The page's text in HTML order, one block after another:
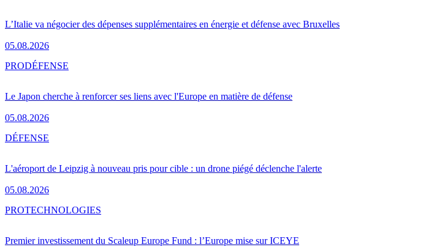
L’Italie va négocier des dépenses supplémentaires en énergie et défense avec Bruxelles
05.08.2026
Le Japon cherche à renforcer ses liens avec l'Europe en matière de défense
05.08.2026
PRODÉFENSE
L'aéroport de Leipzig à nouveau pris pour cible : un drone piégé déclenche l'alerte
05.08.2026
DÉFENSE
Premier investissement du Scaleup Europe Fund : l’Europe mise sur ICEYE
PROTECHNOLOGIES